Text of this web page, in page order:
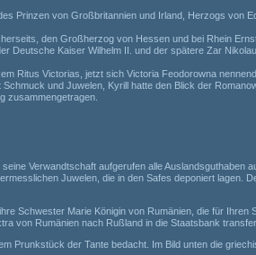
Prinzen von Großbritannien und Irland, Herzogs von
den Großherzog von Hessen und bei Rhein
Deutsche Kaiser Wilhelm II. und der spätere Zar
Ritus Victorias, jetzt sich Victoria Feodorowna
und Juwelen, Kyrill hatte den Blick der
zusammengetragen.
Verwandtschaft aufgerufen alle Auslandsguthaben
Juwelen, die in den Safes deponiert lagen.
Schwester Marie Königin von Rumänien, die für
von Rumänien nach Rußland in die Staatsbank
Prunkstück der Tante bedacht. Im Bild unten die